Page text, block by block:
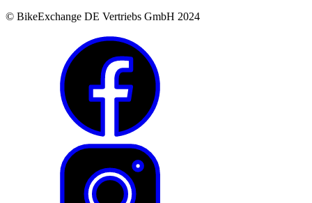
© BikeExchange DE Vertriebs GmbH 2024